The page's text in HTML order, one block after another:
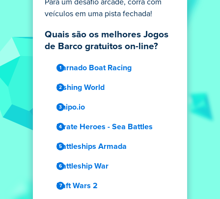
Para um desafio arcade, corra com
veículos em uma pista fechada!
Quais são os melhores Jogos
de Barco gratuitos on-line?
Carnado Boat Racing
Fishing World
Shipo.io
Pirate Heroes - Sea Battles
Battleships Armada
Battleship War
Raft Wars 2